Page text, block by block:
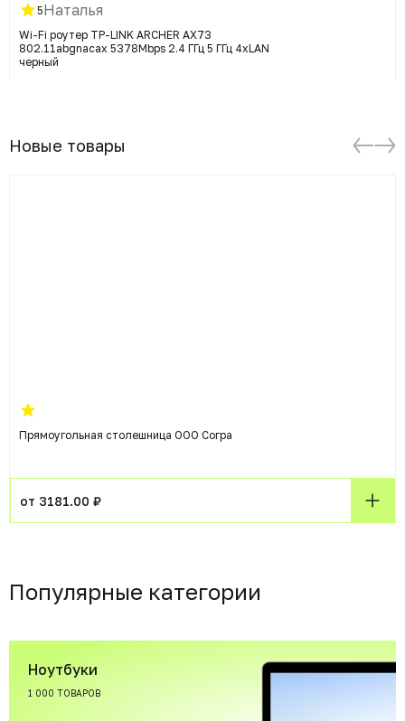
5Наталья
Wi-Fi роутер TP-LINK ARCHER AX73
802.11abgnacax 5378Mbps 2.4 ГГц 5 ГГц 4xLAN
черный
Новые товары
Прямоугольная столешница ООО Согра
от 3181.00 ₽
Популярные категории
Ноутбуки
1 000 ТОВАРОВ